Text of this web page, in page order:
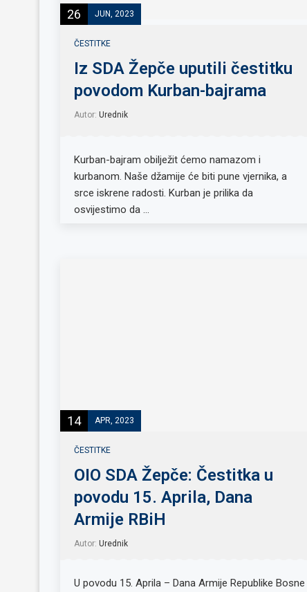
26 JUN, 2023
ČESTITKE
Iz SDA Žepče uputili čestitku
povodom Kurban-bajrama
Autor: Urednik
Kurban-bajram obilježit ćemo namazom i
kurbanom. Naše džamije će biti pune vjernika, a
srce iskrene radosti. Kurban je prilika da
osvijestimo da …
14 APR, 2023
ČESTITKE
OIO SDA Žepče: Čestitka u
povodu 15. Aprila, Dana
Armije RBiH
Autor: Urednik
U povodu 15. Aprila – Dana Armije Republike Bosne